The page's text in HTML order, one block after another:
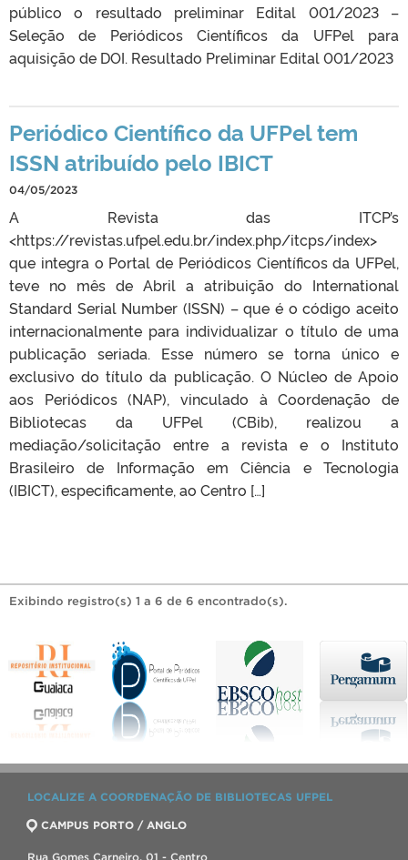
público o resultado preliminar Edital 001/2023 –
Seleção de Periódicos Científicos da UFPel para
aquisição de DOI. Resultado Preliminar Edital 001/2023
Periódico Científico da UFPel tem
ISSN atribuído pelo IBICT
04/05/2023
A Revista das ITCP’s
<https://revistas.ufpel.edu.br/index.php/itcps/index>
que integra o Portal de Periódicos Científicos da UFPel,
teve no mês de Abril a atribuição do International
Standard Serial Number (ISSN) – que é o código aceito
internacionalmente para individualizar o título de uma
publicação seriada. Esse número se torna único e
exclusivo do título da publicação. O Núcleo de Apoio
aos Periódicos (NAP), vinculado à Coordenação de
Bibliotecas da UFPel (CBib), realizou a
mediação/solicitação entre a revista e o Instituto
Brasileiro de Informação em Ciência e Tecnologia
(IBICT), especificamente, ao Centro […]
Exibindo registro(s) 1 a 6 de 6 encontrado(s).
LOCALIZE A COORDENAÇÃO DE BIBLIOTECAS UFPEL
CAMPUS PORTO / ANGLO
Rua Gomes Carneiro, 01 - Centro